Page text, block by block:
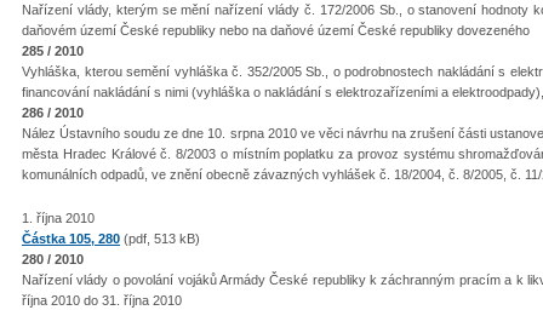
Nařízení vlády, kterým se mění nařízení vlády č. 172/2006 Sb., o stanovení hodnoty
daňovém území České republiky nebo na daňové území České republiky dovezeného
285 / 2010
Vyhláška, kterou semění vyhláška č. 352/2005 Sb., o podrobnostech nakládání s
financování nakládání s nimi (vyhláška o nakládání s elektrozařízeními a
286 / 2010
Nález Ústavního soudu ze dne 10. srpna 2010 ve věci návrhu na zrušení části
města Hradec Králové č. 8/2003 o místním poplatku za provoz systému
komunálních odpadů, ve znění obecně závazných vyhlášek č. 18/2004, č. 8/2005, č.
1. října 2010
Částka 105, 280 (pdf, 513 kB)
280 / 2010
Nařízení vlády o povolání vojáků Armády České republiky k záchranným pracím a k
října 2010 do 31. října 2010